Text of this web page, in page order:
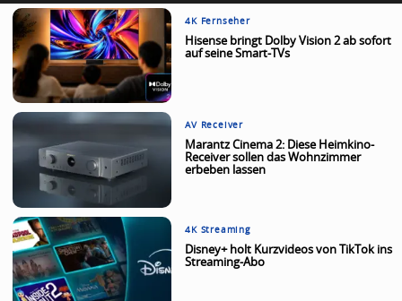
4K Fernseher
Hisense bringt Dolby Vision 2 ab sofort
auf seine Smart-TVs
AV Receiver
Marantz Cinema 2: Diese Heimkino-
Receiver sollen das Wohnzimmer
erbeben lassen
4K Streaming
Disney+ holt Kurzvideos von TikTok ins
Streaming-Abo